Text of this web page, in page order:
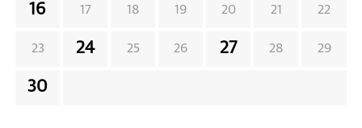
16 17 18 19 20 21 22
23 24 25 26 27 28 29
30